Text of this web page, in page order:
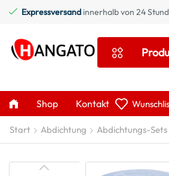
Expressversand innerhalb von 24
Shop Kontakt
Start Abdichtung Abdichtungs-Sets